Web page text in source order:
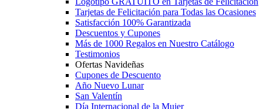
Tarjetas de Felicitación para Todas las Ocasiones
Satisfacción 100% Garantizada
Descuentos y Cupones
Más de 1000 Regalos en Nuestro Catálogo
Testimonios
Ofertas Navideñas
Cupones de Descuento
Año Nuevo Lunar
San Valentín
Día Internacional de la Mujer